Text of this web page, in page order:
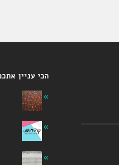
הכי עניין